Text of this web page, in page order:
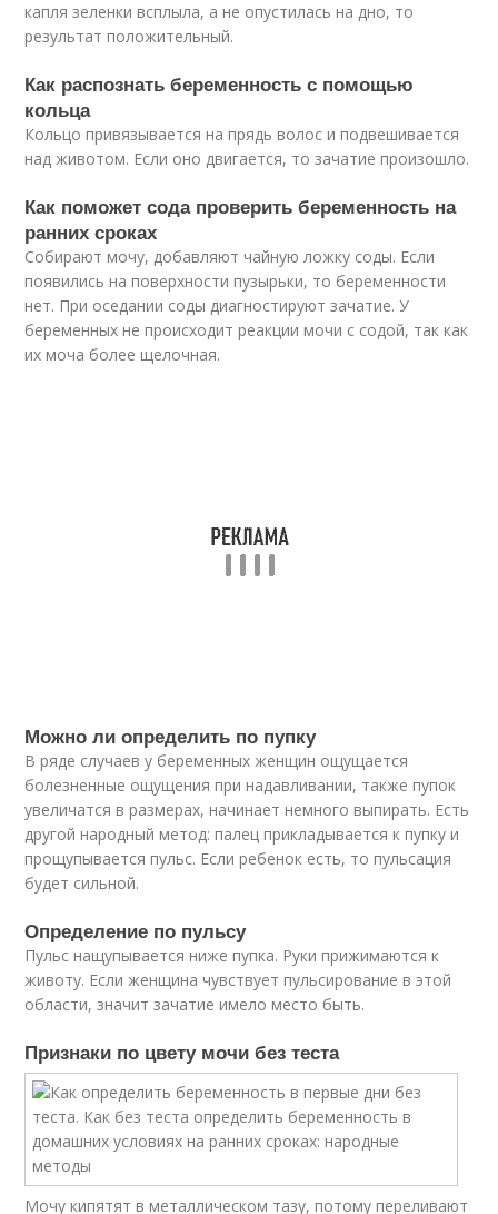
капля зеленки всплыла, а не опустилась на дно, то
результат положительный.
Как распознать беременность с помощью
кольца
Кольцо привязывается на прядь волос и подвешивается
над животом. Если оно двигается, то зачатие произошло.
Как поможет сода проверить беременность на
ранних сроках
Собирают мочу, добавляют чайную ложку соды. Если
появились на поверхности пузырьки, то беременности
нет. При оседании соды диагностируют зачатие. У
беременных не происходит реакции мочи с содой, так как
их моча более щелочная.
Можно ли определить по пупку
В ряде случаев у беременных женщин ощущается
болезненные ощущения при надавливании, также пупок
увеличатся в размерах, начинает немного выпирать. Есть
другой народный метод: палец прикладывается к пупку и
прощупывается пульс. Если ребенок есть, то пульсация
будет сильной.
Определение по пульсу
Пульс нащупывается ниже пупка. Руки прижимаются к
животу. Если женщина чувствует пульсирование в этой
области, значит зачатие имело место быть.
Признаки по цвету мочи без теста
Мочу кипятят в металлическом тазу, потому переливают